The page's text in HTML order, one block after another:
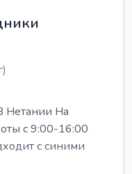
Нетании На
с 9:00-16:00
с синими